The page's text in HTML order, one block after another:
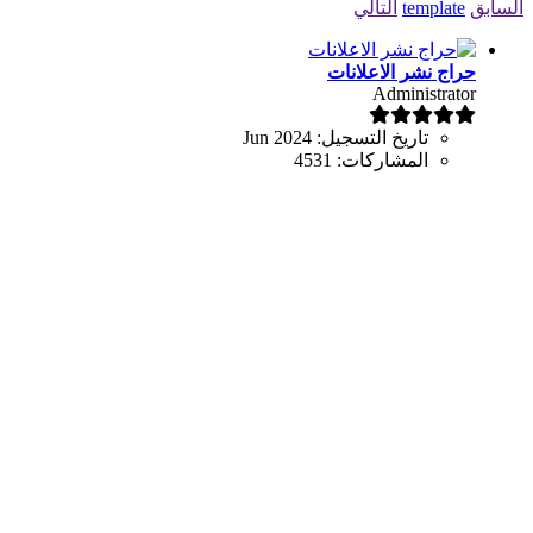
السابق template التالي
حراج نشر الاعلانات
Administrator
تاريخ التسجيل: Jun 2024
المشاركات: 4531